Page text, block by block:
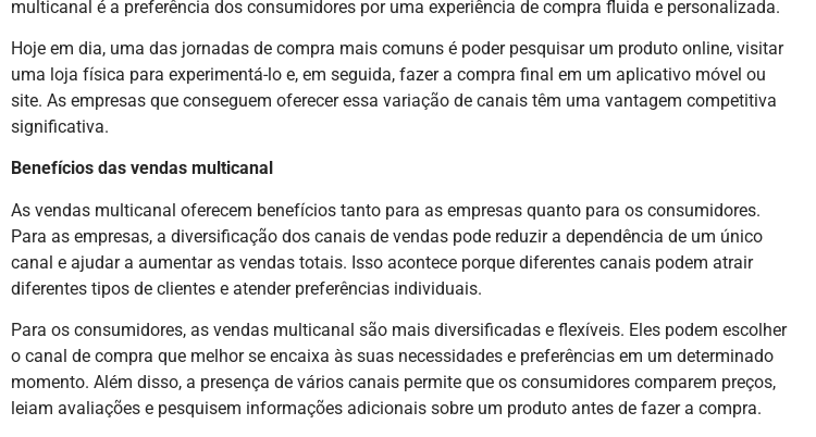
multicanal é a preferência dos consumidores por uma experiência de compra fluida e personalizada.
Hoje em dia, uma das jornadas de compra mais comuns é poder pesquisar um produto online, visitar
uma loja física para experimentá-lo e, em seguida, fazer a compra final em um aplicativo móvel ou
site. As empresas que conseguem oferecer essa variação de canais têm uma vantagem competitiva
significativa.
Benefícios das vendas multicanal
As vendas multicanal oferecem benefícios tanto para as empresas quanto para os consumidores.
Para as empresas, a diversificação dos canais de vendas pode reduzir a dependência de um único
canal e ajudar a aumentar as vendas totais. Isso acontece porque diferentes canais podem atrair
diferentes tipos de clientes e atender preferências individuais.
Para os consumidores, as vendas multicanal são mais diversificadas e flexíveis. Eles podem escolher
o canal de compra que melhor se encaixa às suas necessidades e preferências em um determinado
momento. Além disso, a presença de vários canais permite que os consumidores comparem preços,
leiam avaliações e pesquisem informações adicionais sobre um produto antes de fazer a compra.